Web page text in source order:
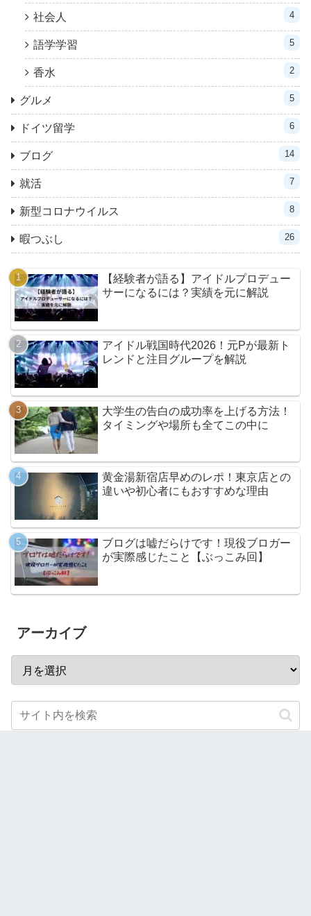
社会人 4
語学学習 5
香水 2
グルメ 5
ドイツ留学 6
ブログ 14
就活 7
新型コロナウイルス 8
暇つぶし 26
【経験者が語る】アイドルプロデュー
サーになるには？実績を元に解説
アイドル戦国時代2026！元Pが最新ト
レンドと注目グループを解説
大学生の告白の成功率を上げる方法！
タイミングや場所も全てこの中に
黄金湯新宿店早めのレポ！東京店との
違いや初心者にもおすすめな理由
ブログは嘘だらけです！現役ブロガー
が実際感じたこと【ぶっこみ回】
アーカイブ